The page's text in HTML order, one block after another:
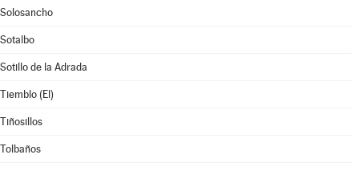
Solosancho
Sotalbo
Sotillo de la Adrada
Tiemblo (El)
Tiñosillos
Tolbaños